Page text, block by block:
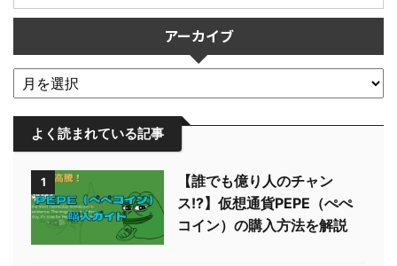
アーカイブ
よく読まれている記事
1
【誰でも億り人のチャン
ス!?】仮想通貨PEPE（ぺぺ
コイン）の購入方法を解説